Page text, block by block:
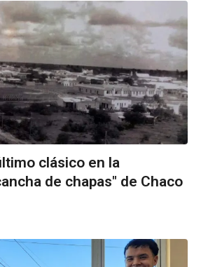
clásico en la
de chapas" de Chaco